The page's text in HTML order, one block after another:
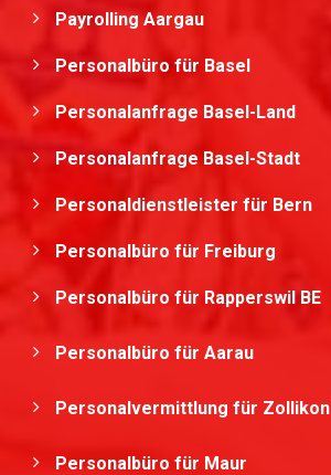
Payrolling Aargau
Personalbüro für Basel
Personalanfrage Basel-Land
Personalanfrage Basel-Stadt
Personaldienstleister für Bern
Personalbüro für Freiburg
Personalbüro für Rapperswil BE
Personalbüro für Aarau
Personalvermittlung für Zollikon
Personalbüro für Maur